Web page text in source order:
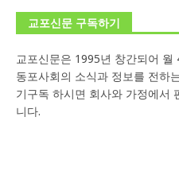
교포신문 구독하기
교포신문은 1995년 창간되어
동포사회의 소식과 정보를 전하
기구독 하시면 회사와 가정에서
니다.